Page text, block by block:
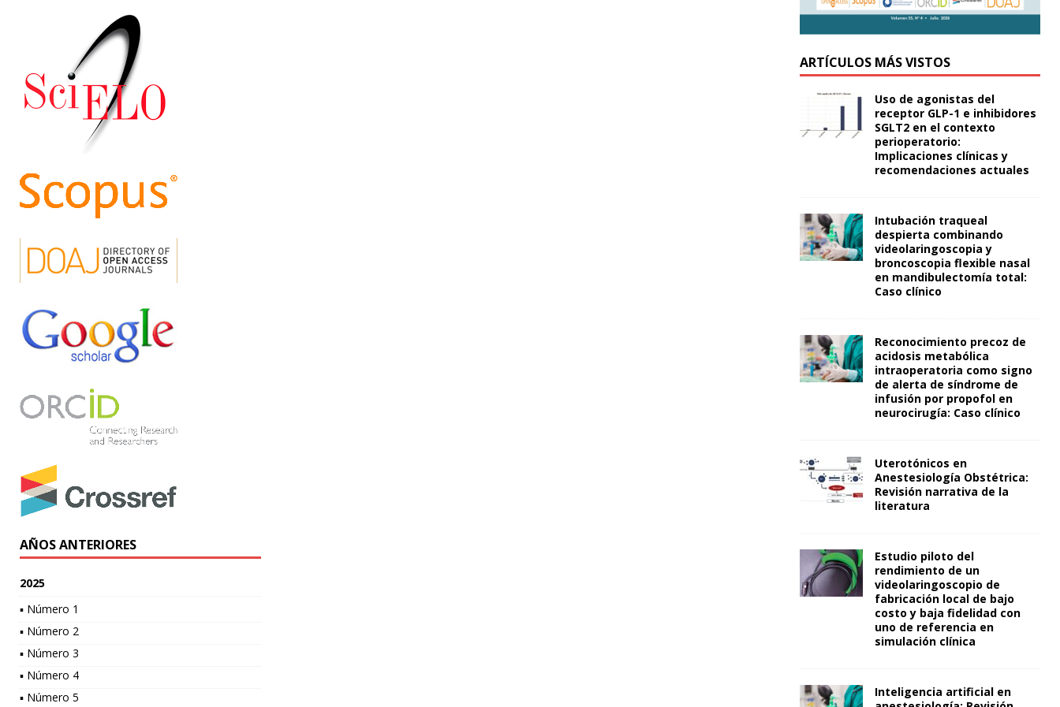
AÑOS ANTERIORES
2025
▪ Número 1
▪ Número 2
▪ Número 3
▪ Número 4
▪ Número 5
ARTÍCULOS MÁS VISTOS
Uso de agonistas del
receptor GLP-1 e inhibidores
SGLT2 en el contexto
perioperatorio:
Implicaciones clínicas y
recomendaciones actuales
Intubación traqueal
despierta combinando
videolaringoscopia y
broncoscopia flexible nasal
en mandibulectomía total:
Caso clínico
Reconocimiento precoz de
acidosis metabólica
intraoperatoria como signo
de alerta de síndrome de
infusión por propofol en
neurocirugía: Caso clínico
Uterotónicos en
Anestesiología Obstétrica:
Revisión narrativa de la
literatura
Estudio piloto del
rendimiento de un
videolaringoscopio de
fabricación local de bajo
costo y baja fidelidad con
uno de referencia en
simulación clínica
Inteligencia artificial en